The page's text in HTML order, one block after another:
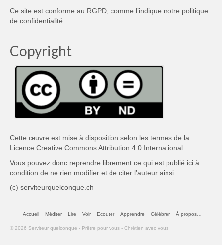
Ce site est conforme au RGPD, comme l’indique notre politique
de confidentialité
Copyright
Cette œuvre est mise à disposition selon les termes de la
Licence Creative Commons Attribution 4.0 International
Vous pouvez donc reprendre librement ce qui est publié ici à
condition de ne rien modifier et de citer l’auteur ainsi :
(c) serviteurquelconque.ch
Accueil Méditer Lire Voir Ecouter Apprendre Célébrer À propos…
© 2026 Serviteur quelconque - Prêtre pour vous - Chrétien avec vous